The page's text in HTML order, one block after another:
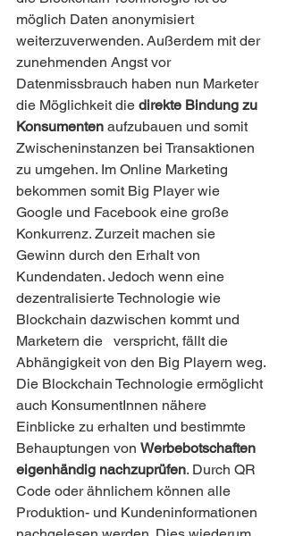
möglich Daten anonymisiert
weiterzuverwenden. Außerdem mit der
zunehmenden Angst vor
Datenmissbrauch haben nun Marketer
die Möglichkeit die direkte Bindung zu
Konsumenten aufzubauen und somit
Zwischeninstanzen bei Transaktionen
zu umgehen. Im Online Marketing
bekommen somit Big Player wie
Google und Facebook eine große
Konkurrenz. Zurzeit machen sie
Gewinn durch den Erhalt von
Kundendaten. Jedoch wenn eine
dezentralisierte Technologie wie
Blockchain dazwischen kommt und
Marketern die   verspricht, fällt die
Abhängigkeit von den Big Playern weg.
Die Blockchain Technologie ermöglicht
auch KonsumentInnen nähere
Einblicke zu erhalten und bestimmte
Behauptungen von Werbebotschaften
eigenhändig nachzuprüfen. Durch QR
Code oder ähnlichem können alle
Produktion- und Kundeninformationen